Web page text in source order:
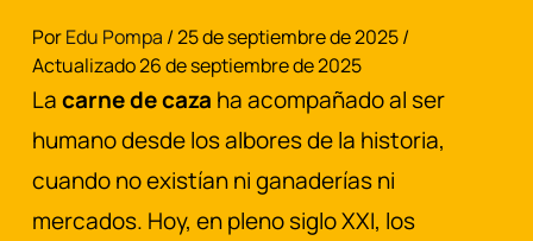
PorEdu Pompa / 25 de septiembre de 2025 /
Actualizado 26 de septiembre de 2025
Lacarne de caza ha acompañado al ser
humano desde los albores de la historia,
cuando no existían ni ganaderías ni
mercados. Hoy, en pleno siglo XXI, los